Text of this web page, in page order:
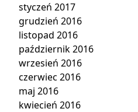
styczeń 2017
grudzień 2016
listopad 2016
październik 2016
wrzesień 2016
czerwiec 2016
maj 2016
kwiecień 2016